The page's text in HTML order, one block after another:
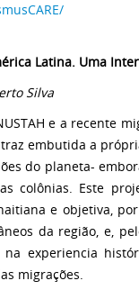
Latina. Uma
Silva
e a recente
embutida a
do planeta-
colônias. Este
e objetiva,
da região, e,
experiencia
migrações.